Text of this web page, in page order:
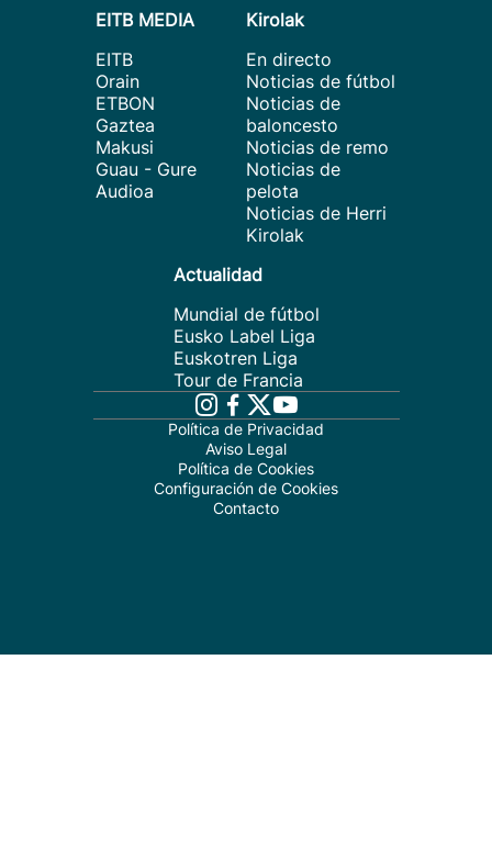
EITB MEDIA
EITB
Orain
ETBON
Gaztea
Makusi
Guau - Gure
Audioa
Kirolak
En directo
Noticias de fútbol
Noticias de
baloncesto
Noticias de remo
Noticias de
pelota
Noticias de Herri
Kirolak
Actualidad
Mundial de fútbol
Eusko Label Liga
Euskotren Liga
Tour de Francia
Política de Privacidad
Aviso Legal
Política de Cookies
Configuración de Cookies
Contacto